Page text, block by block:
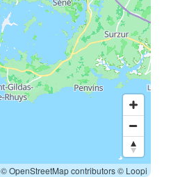
© OpenStreetMap contributors© Loopi